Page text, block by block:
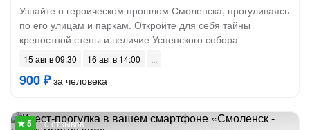
Узнайте о героическом прошлом Смоленска, прогуливаясь
по его улицам и паркам. Откройте для себя тайны
крепостной стены и величие Успенского собора
15 авг в 09:30 16 авг в 14:00
900 ₽за человека
10 отзывов